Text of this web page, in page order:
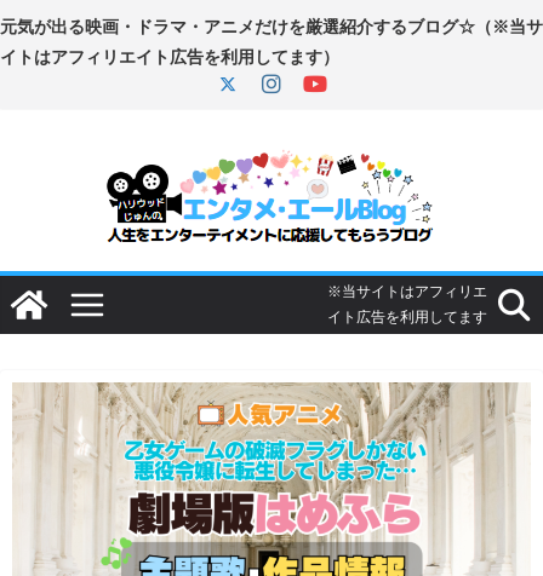
コ
ン
プ